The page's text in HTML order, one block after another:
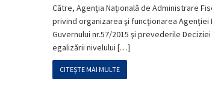
Către, Agenţia Naţională de Administrare
privind organizarea şi funcţionarea Agenţiei
Guvernului nr.57/2015 şi prevederile
egalizării nivelului […]
CITEȘTE MAI MULTE